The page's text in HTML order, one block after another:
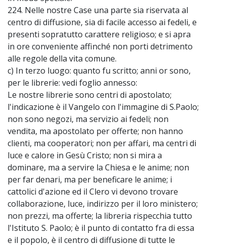
224. Nelle nostre Case una parte sia riservata al
centro di diffusione, sia di facile accesso ai fedeli, e
presenti sopratutto carattere religioso; e si apra
in ore conveniente affinché non porti detrimento
alle regole della vita comune.
c) In terzo luogo: quanto fu scritto; anni or sono,
per le librerie: vedi foglio annesso:
Le nostre librerie sono centri di apostolato;
l'indicazione è il Vangelo con l'immagine di S.Paolo;
non sono negozi, ma servizio ai fedeli; non
vendita, ma apostolato per offerte; non hanno
clienti, ma cooperatori; non per affari, ma centri di
luce e calore in Gesù Cristo; non si mira a
dominare, ma a servire la Chiesa e le anime; non
per far denari, ma per beneficare le anime; i
cattolici d'azione ed il Clero vi devono trovare
collaborazione, luce, indirizzo per il loro ministero;
non prezzi, ma offerte; la libreria rispecchia tutto
l'Istituto S. Paolo; è il punto di contatto fra di essa
e il popolo, è il centro di diffusione di tutte le